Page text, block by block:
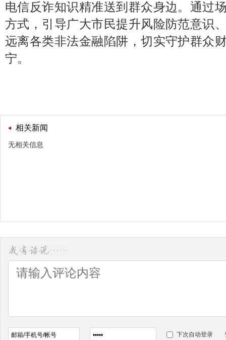
电信反诈知识精准送到群众身边。通过
方式，引导广大市民提升风险防范意识
远离各类非法金融陷阱，切实守护群众
宁。
相关新闻
无相关信息
下次自动登录